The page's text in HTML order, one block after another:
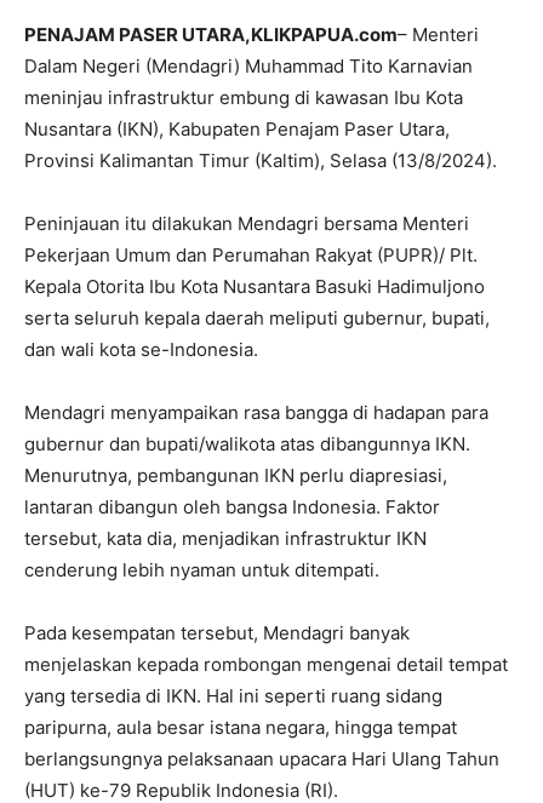
PENAJAM PASER UTARA,KLIKPAPUA.com– Menteri
Dalam Negeri (Mendagri) Muhammad Tito Karnavian
meninjau infrastruktur embung di kawasan Ibu Kota
Nusantara (IKN), Kabupaten Penajam Paser Utara,
Provinsi Kalimantan Timur (Kaltim), Selasa (13/8/2024).
Peninjauan itu dilakukan Mendagri bersama Menteri
Pekerjaan Umum dan Perumahan Rakyat (PUPR)/ Plt.
Kepala Otorita Ibu Kota Nusantara Basuki Hadimuljono
serta seluruh kepala daerah meliputi gubernur, bupati,
dan wali kota se-Indonesia.
Mendagri menyampaikan rasa bangga di hadapan para
gubernur dan bupati/walikota atas dibangunnya IKN.
Menurutnya, pembangunan IKN perlu diapresiasi,
lantaran dibangun oleh bangsa Indonesia. Faktor
tersebut, kata dia, menjadikan infrastruktur IKN
cenderung lebih nyaman untuk ditempati.
Pada kesempatan tersebut, Mendagri banyak
menjelaskan kepada rombongan mengenai detail tempat
yang tersedia di IKN. Hal ini seperti ruang sidang
paripurna, aula besar istana negara, hingga tempat
berlangsungnya pelaksanaan upacara Hari Ulang Tahun
(HUT) ke-79 Republik Indonesia (RI).